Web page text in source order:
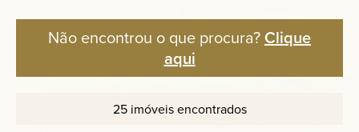
Blog
Sobre nós
Não encontrou o que procura?Clique
aqui
25 imóveis encontrados